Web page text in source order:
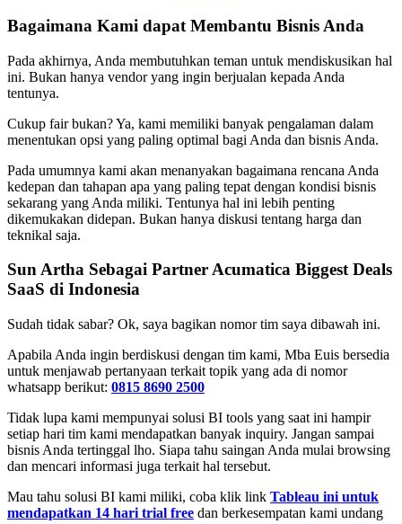
Bagaimana Kami dapat Membantu Bisnis Anda
Pada akhirnya, Anda membutuhkan teman untuk mendiskusikan hal
ini. Bukan hanya vendor yang ingin berjualan kepada Anda
tentunya.
Cukup fair bukan? Ya, kami memiliki banyak pengalaman dalam
menentukan opsi yang paling optimal bagi Anda dan bisnis Anda.
Pada umumnya kami akan menanyakan bagaimana rencana Anda
kedepan dan tahapan apa yang paling tepat dengan kondisi bisnis
sekarang yang Anda miliki. Tentunya hal ini lebih penting
dikemukakan didepan. Bukan hanya diskusi tentang harga dan
teknikal saja.
Sun Artha Sebagai Partner Acumatica Biggest Deals
SaaS di Indonesia
Sudah tidak sabar? Ok, saya bagikan nomor tim saya dibawah ini.
Apabila Anda ingin berdiskusi dengan tim kami, Mba Euis bersedia
untuk menjawab pertanyaan terkait topik yang ada di nomor
whatsapp berikut: 0815 8690 2500
Tidak lupa kami mempunyai solusi BI tools yang saat ini hampir
setiap hari tim kami mendapatkan banyak inquiry. Jangan sampai
bisnis Anda tertinggal lho. Siapa tahu saingan Anda mulai browsing
dan mencari informasi juga terkait hal tersebut.
Mau tahu solusi BI kami miliki, coba klik link Tableau ini untuk
mendapatkan 14 hari trial free dan berkesempatan kami undang